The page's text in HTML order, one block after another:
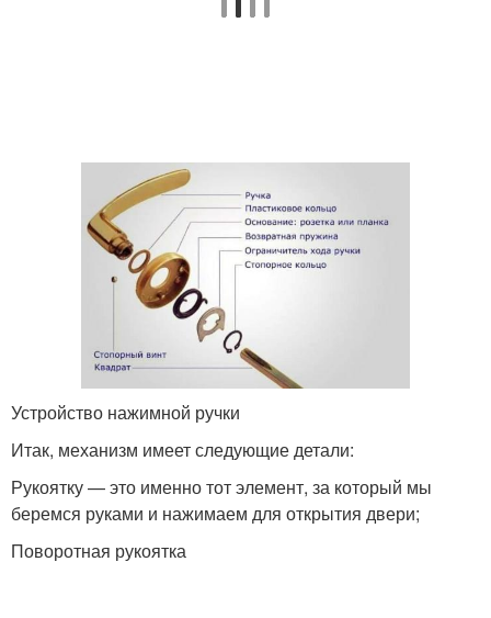
Устройство нажимной ручки
Итак, механизм имеет следующие детали:
Рукоятку — это именно тот элемент, за который мы
беремся руками и нажимаем для открытия двери;
Поворотная рукоятка